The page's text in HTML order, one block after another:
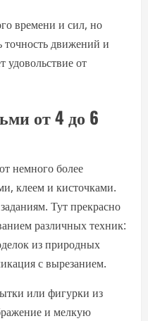
времени и сил, но
точность движений и
от
от 4 до 6
немного более
клеем и кисточками.
Тут прекрасно
различных техник:
из природных
с вырезанием.
или фигурки из
и мелкую